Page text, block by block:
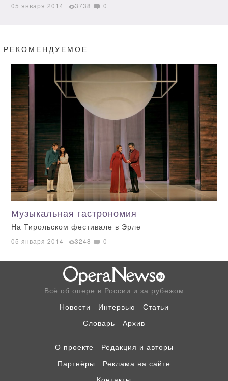
05 января 2014 3738 0
РЕКОМЕНДУЕМОЕ
Музыкальная гастрономия
На Тирольском фестивале в Эрле
05 января 2014 3248 0
Всё об опере в России и за рубежом
Новости
Интервью
Статьи
Словарь
Архив
О проекте
Редакция и авторы
Партнёры
Реклама на сайте